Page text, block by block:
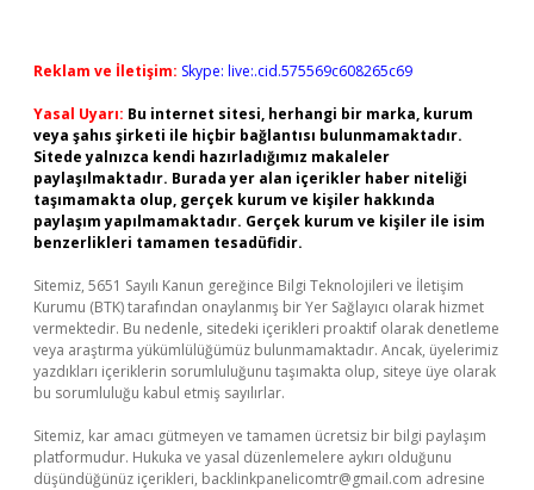
Reklam ve İletişim: Skype: live:.cid.575569c608265c69
Yasal Uyarı: Bu internet sitesi, herhangi bir marka, kurum
veya şahıs şirketi ile hiçbir bağlantısı bulunmamaktadır.
Sitede yalnızca kendi hazırladığımız makaleler
paylaşılmaktadır. Burada yer alan içerikler haber niteliği
taşımamakta olup, gerçek kurum ve kişiler hakkında
paylaşım yapılmamaktadır. Gerçek kurum ve kişiler ile isim
benzerlikleri tamamen tesadüfidir.
Sitemiz, 5651 Sayılı Kanun gereğince Bilgi Teknolojileri ve İletişim
Kurumu (BTK) tarafından onaylanmış bir Yer Sağlayıcı olarak hizmet
vermektedir. Bu nedenle, sitedeki içerikleri proaktif olarak denetleme
veya araştırma yükümlülüğümüz bulunmamaktadır. Ancak, üyelerimiz
yazdıkları içeriklerin sorumluluğunu taşımakta olup, siteye üye olarak
bu sorumluluğu kabul etmiş sayılırlar.
Sitemiz, kar amacı gütmeyen ve tamamen ücretsiz bir bilgi paylaşım
platformudur. Hukuka ve yasal düzenlemelere aykırı olduğunu
düşündüğünüz içerikleri, backlinkpanelicomtr@gmail.com adresine